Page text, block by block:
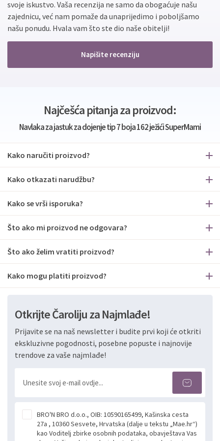
svoje iskustvo. Vaša recenzija ne samo da obogaćuje našu
zajednicu, već nam pomaže da unaprijedimo i poboljšamo
našu ponudu. Hvala vam što ste dio naše obitelji!
Napišite recenziju
Najčešća pitanja za proizvod:
Navlaka za jastuk za dojenje tip 7 boja 162 ježići SuperMami
Kako naručiti proizvod?
Kako otkazati narudžbu?
Kako se vrši isporuka?
Što ako mi proizvod ne odgovara?
Što ako želim vratiti proizvod?
Kako mogu platiti proizvod?
Otkrijte Čaroliju za Najmlađe!
Prijavite se na naš newsletter i budite prvi koji će otkriti
ekskluzivne pogodnosti, posebne popuste i najnovije
trendove za vaše najmlađe!
BRO'N BRO d.o.o., OIB: 10590165499, Kašinska cesta
27a , 10360 Sesvete, Hrvatska (dalje u tekstu „Mae.hr“)
kao Voditelj zbirke osobnih podataka, obavještava Vas